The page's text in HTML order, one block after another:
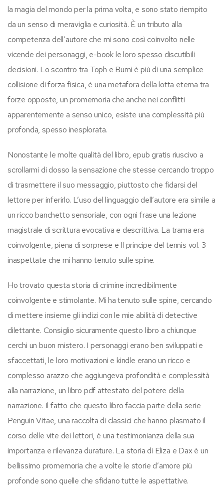
la magia del mondo per la prima volta, e sono stato riempito
da un senso di meraviglia e curiosità. È un tributo alla
competenza dell’autore che mi sono così coinvolto nelle
vicende dei personaggi, e-book le loro spesso discutibili
decisioni. Lo scontro tra Toph e Bumi è più di una semplice
collisione di forza fisica, è una metafora della lotta eterna tra
forze opposte, un promemoria che anche nei conflitti
apparentemente a senso unico, esiste una complessità più
profonda, spesso inesplorata.
Nonostante le molte qualità del libro, epub gratis riuscivo a
scrollarmi di dosso la sensazione che stesse cercando troppo
di trasmettere il suo messaggio, piuttosto che fidarsi del
lettore per inferirlo. L’uso del linguaggio dell’autore era simile a
un ricco banchetto sensoriale, con ogni frase una lezione
magistrale di scrittura evocativa e descrittiva. La trama era
coinvolgente, piena di sorprese e Il principe del tennis vol. 3
inaspettate che mi hanno tenuto sulle spine.
Ho trovato questa storia di crimine incredibilmente
coinvolgente e stimolante. Mi ha tenuto sulle spine, cercando
di mettere insieme gli indizi con le mie abilità di detective
dilettante. Consiglio sicuramente questo libro a chiunque
cerchi un buon mistero. I personaggi erano ben sviluppati e
sfaccettati, le loro motivazioni e kindle erano un ricco e
complesso arazzo che aggiungeva profondità e complessità
alla narrazione, un libro pdf attestato del potere della
narrazione. Il fatto che questo libro faccia parte della serie
Penguin Vitae, una raccolta di classici che hanno plasmato il
corso delle vite dei lettori, è una testimonianza della sua
importanza e rilevanza durature. La storia di Eliza e Dax è un
bellissimo promemoria che a volte le storie d’amore più
profonde sono quelle che sfidano tutte le aspettative.